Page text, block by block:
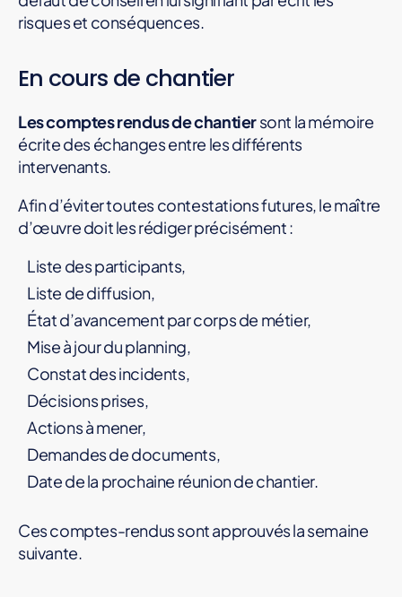
risques et conséquences.
En cours de chantier
Les comptes rendus de chantiersont la mémoire
écrite des échanges entre les différents
intervenants.
Afin d’éviter toutes contestations futures, le maître
d’œuvre doit les rédiger précisément :
Liste des participants,
Liste de diffusion,
État d’avancement par corps de métier,
Mise à jour du planning,
Constat des incidents,
Décisions prises,
Actions à mener,
Demandes de documents,
Date de la prochaine réunion de chantier.
Ces comptes-rendus sont approuvés la semaine
suivante.